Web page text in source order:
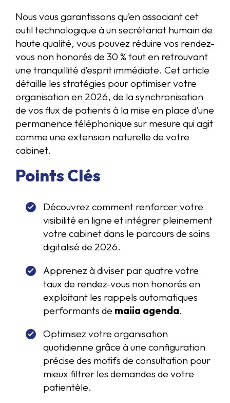
Nous vous garantissons qu’en associant cet
outil technologique à un secrétariat humain de
haute qualité, vous pouvez réduire vos rendez-
vous non honorés de 30 % tout en retrouvant
une tranquillité d’esprit immédiate. Cet article
détaille les stratégies pour optimiser votre
organisation en 2026, de la synchronisation
de vos flux de patients à la mise en place d’une
permanence téléphonique sur mesure qui agit
comme une extension naturelle de votre
cabinet.
Points Clés
Découvrez comment renforcer votre
visibilité en ligne et intégrer pleinement
votre cabinet dans le parcours de soins
digitalisé de 2026.
Apprenez à diviser par quatre votre
taux de rendez-vous non honorés en
exploitant les rappels automatiques
performants de maiia agenda.
Optimisez votre organisation
quotidienne grâce à une configuration
précise des motifs de consultation pour
mieux filtrer les demandes de votre
patientèle.